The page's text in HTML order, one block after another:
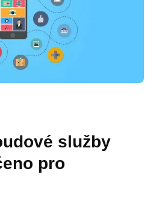
služby
pro